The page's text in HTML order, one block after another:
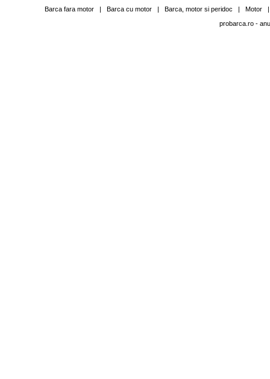
Barca fara motor| Barca cu motor| Barca, motor si peridoc | Motor
probarca.ro-